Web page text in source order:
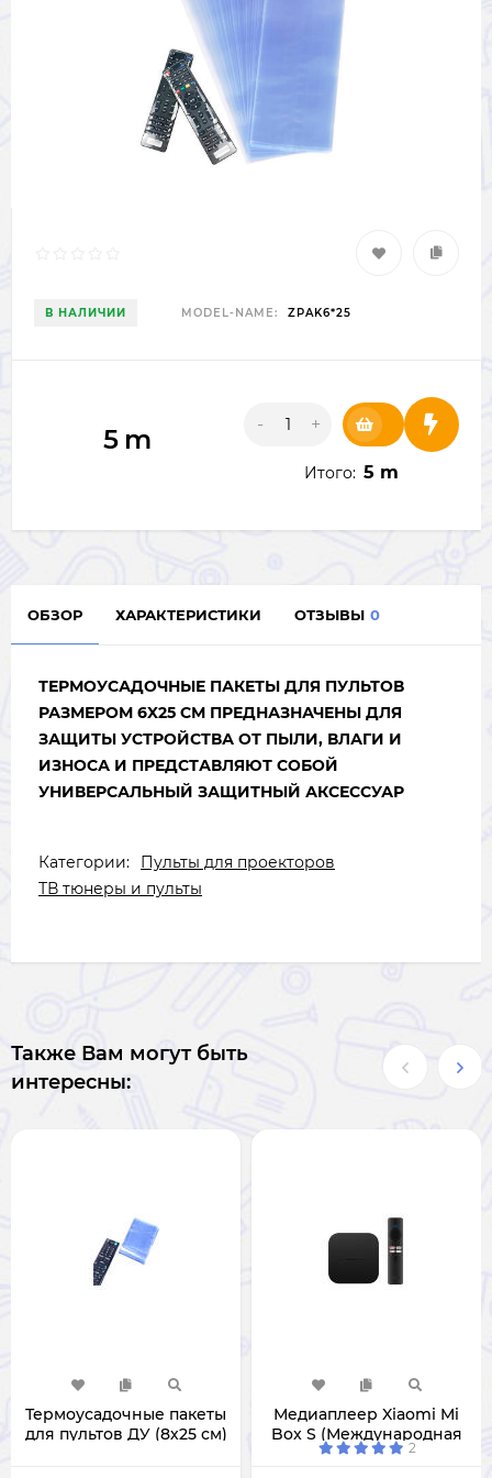
В НАЛИЧИИ MODEL-NAME: ZPAK6*25
5 m - +
Итого: 5 m
ОБЗОР ХАРАКТЕРИСТИКИ ОТЗЫВЫ 0
ТЕРМОУСАДОЧНЫЕ ПАКЕТЫ ДЛЯ ПУЛЬТОВ
РАЗМЕРОМ 6X25 СМ ПРЕДНАЗНАЧЕНЫ ДЛЯ
ЗАЩИТЫ УСТРОЙСТВА ОТ ПЫЛИ, ВЛАГИ И
ИЗНОСА И ПРЕДСТАВЛЯЮТ СОБОЙ
УНИВЕРСАЛЬНЫЙ ЗАЩИТНЫЙ АКСЕССУАР
Категории:
Пульты для проекторов
ТВ тюнеры и пульты
Также Вам могут быть
интересны:
Термоусадочные пакеты
для пультов ДУ (8х25 см)
Медиаплеер Xiaomi Mi
Box S (Международная
версия) MDZ-28-Aa Gen 2
2